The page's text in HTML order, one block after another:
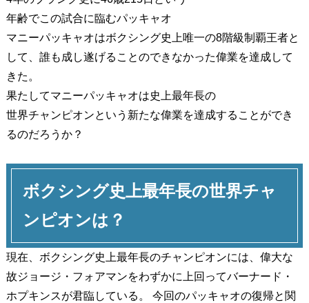
年齢でこの試合に臨むパッキャオ
マニーパッキャオはボクシング史上唯一の8階級制覇王者と
して、誰も成し遂げることのできなかった偉業を達成して
きた。
果たしてマニーパッキャオは史上最年長の
世界チャンピオンという新たな偉業を達成することができ
るのだろうか？
ボクシング史上最年長の世界チャ
ンピオンは？
現在、ボクシング史上最年長のチャンピオンには、偉大な
故ジョージ・フォアマンをわずかに上回ってバーナード・
ホプキンスが君臨している。 今回のパッキャオの復帰と関